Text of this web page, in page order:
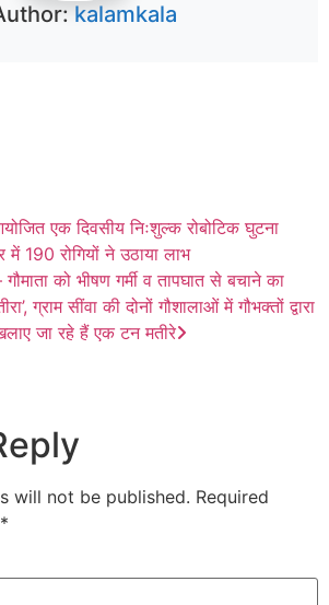
kalamkala
एक दिवसीय निःशुल्क रोबोटिक घुटना
में 190 रोगियों ने उठाया लाभ
को भीषण गर्मी व तापघात से बचाने का
ग्राम सींवा की दोनों गौशालाओं में गौभक्तों द्वारा
जा रहे हैं एक टन मतीरे
will not be published. Required
*